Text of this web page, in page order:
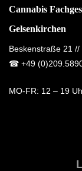
Cannabis
Gelsenkirchen
Beskenstraße 21
☎ +49
MO-FR: 12 – 19